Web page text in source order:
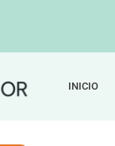
INICIO